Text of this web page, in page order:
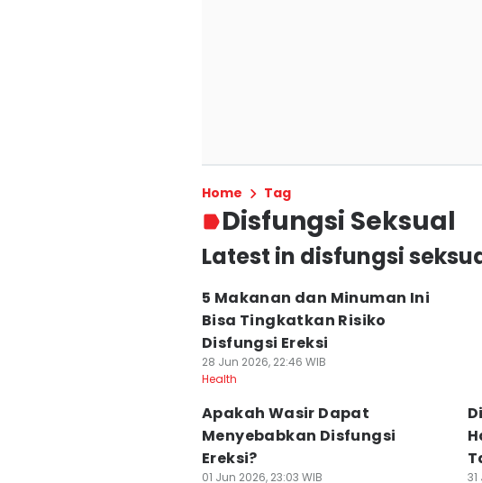
Home Tag
Disfungsi Seksual
Latest in disfungsi
5 Makanan dan Minuman Ini
Bisa Tingkatkan Risiko
Disfungsi Ereksi
28 Jun 2026, 22:46 WIB
Health
Apakah Wasir Dapat
Menyebabkan Disfungsi
Ereksi?
01 Jun 2026, 23:03 WIB